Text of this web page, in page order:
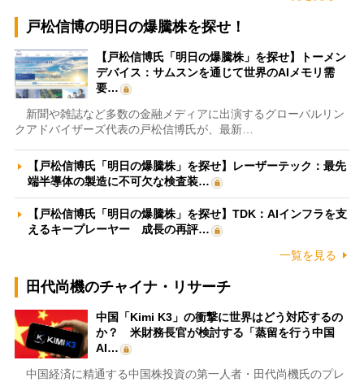
戸松信博の明日の爆騰株を探せ！
【戸松信博氏「明日の爆騰株」を探せ】トーメン
デバイス：サムスンを通じて世界のAIメモリ需
要…
新聞や雑誌など多数の金融メディアに出演するグローバルリン
クアドバイザーズ代表の戸松信博氏が、最新…
【戸松信博氏「明日の爆騰株」を探せ】レーザーテック：最先
端半導体の製造に不可欠な検査装…
【戸松信博氏「明日の爆騰株」を探せ】TDK：AIインフラを支
えるキープレーヤー 成長の再評…
一覧を見る
田代尚機のチャイナ・リサーチ
中国「Kimi K3」の衝撃に世界はどう対応するの
か？ 米財務長官が検討する「蒸留を行う中国
AI…
中国経済に精通する中国株投資の第一人者・田代尚機氏のプレ